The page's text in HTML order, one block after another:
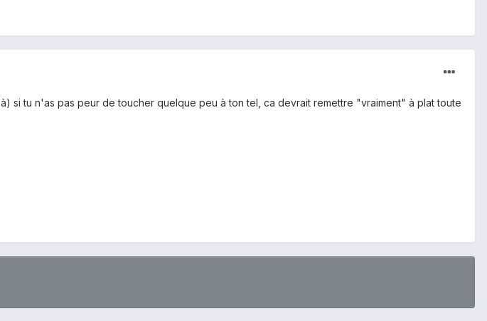
si tu n'as pas peur de toucher quelque peu à ton tel, ca devrait remettre "vraiment" à plat toute